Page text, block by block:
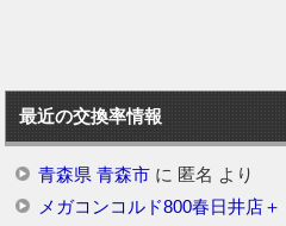
最近の交換率情報
青森県 青森市に 匿名 より
メガコンコルド800春日井店＋